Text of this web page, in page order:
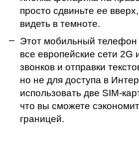
просто сдвиньте ее
видеть в темноте.
Этот мобильный телефон
все европейские сети 2G
звонков и отправки
но не для доступа в
использовать две SIM-
что вы сможете
границей.